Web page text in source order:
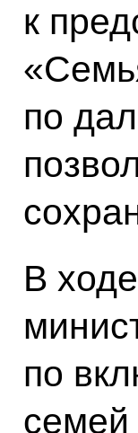
к
по
В
по
семей